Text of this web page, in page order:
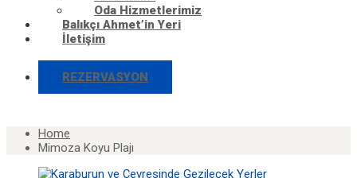
Oda Hizmetlerimiz
Balıkçı Ahmet’in Yeri
İletişim
REZERVASYON
Home
Mimoza Koyu Plajı